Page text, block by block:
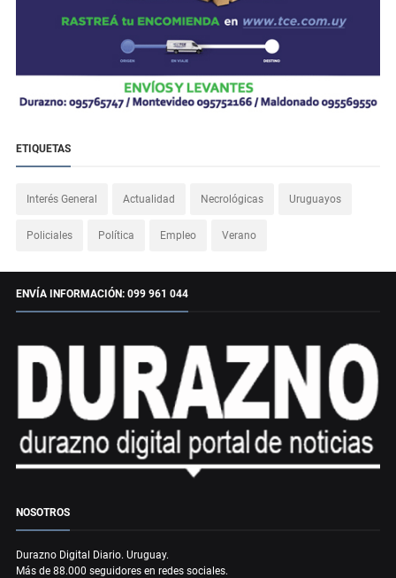
ETIQUETAS
Interés General Actualidad Necrológicas Uruguayos
Policiales Política Empleo Verano
ENVÍA INFORMACIÓN: 099 961 044
NOSOTROS
Durazno Digital Diario. Uruguay.
Más de 88.000 seguidores en redes sociales.